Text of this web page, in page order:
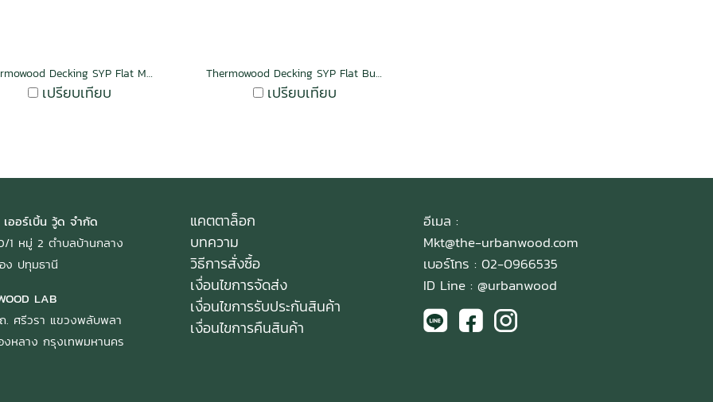
Thermowood Decking SYP Flat Mocha
เปรียบเทียบ
Thermowood Decking SYP Flat Butterscotch
เปรียบเทียบ
ออร์เบิ้น วู้ด จำกัด
1 หมู่ 2 ตำบลบ้านกลาง
ง ปทุมธานี
LAB
. ศรีวรา แขวงพลับพลา
งหลาง กรุงเทพมหานคร
แคตตาล็อก
บทความ
วิธีการสั่งซื้อ
เงื่อนไขการจัดส่ง
เงื่อนไขการรับประกันสินค้า
เงื่อนไขการคืนสินค้า
อีเมล :
Mkt@the-urbanwood.com
เบอร์โทร : 02-0966535
ID Line : @urbanwood